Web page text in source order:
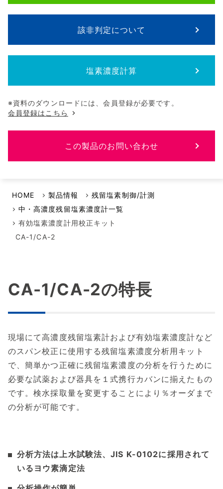
該非判定について
塩素濃度計算
※資料のダウンロードには、会員登録が必要です。
会員登録はこちら
この製品のお問い合わせ
HOME 製品情報
残留塩素制御/計測
中・高濃度残留塩素濃度計一覧
有効塩素濃度計用校正キット
CA-1/CA-2
CA-1/CA-2の特長
現場にて高濃度残留塩素計および有効塩素濃度計など
のスパン校正に使用する残留塩素濃度分析用キット
で、簡単かつ正確に残留塩素濃度の分析を行うために
必要な試薬および器具を１式携行カバンに揃えたもの
です。検水採取量を変更することにより％オーダまで
の分析が可能です。
分析方法は上水試験法、JIS K-0102に採用されて
いるヨウ素滴定法